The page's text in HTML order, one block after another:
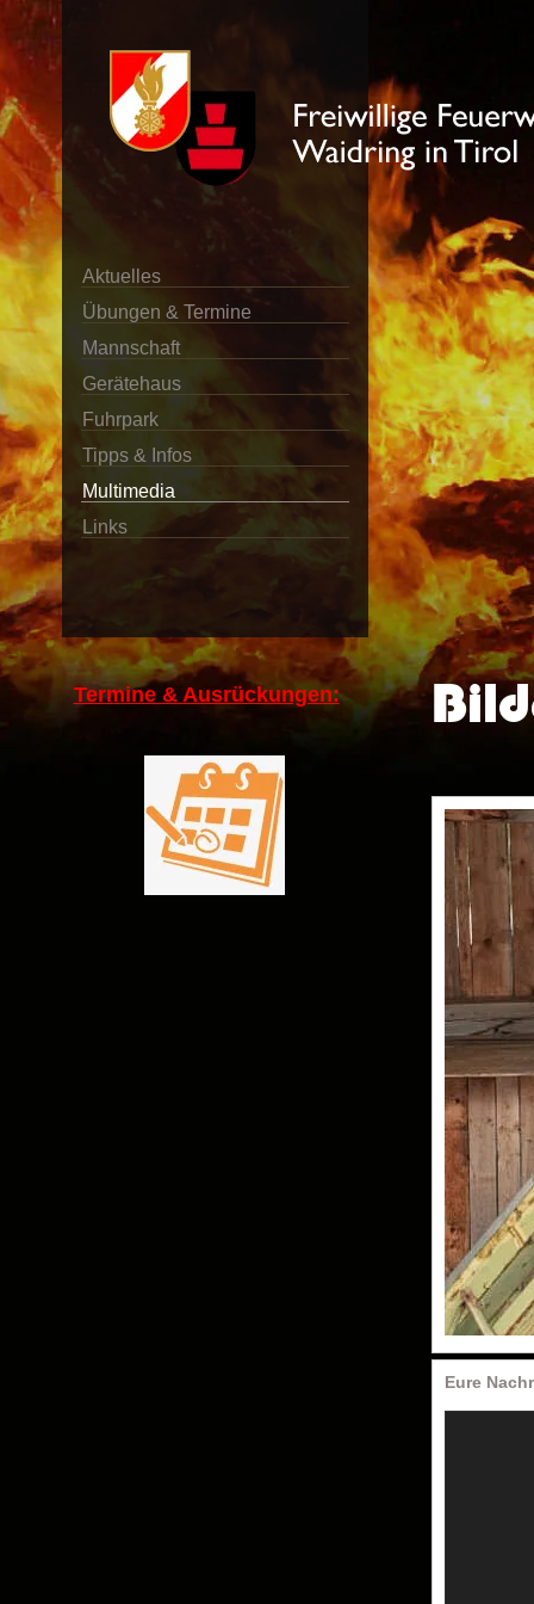
Aktuelles
Übungen & Termine
Mannschaft
Gerätehaus
Fuhrpark
Tipps & Infos
Multimedia
Links
Termine & Ausrückungen:
Eure